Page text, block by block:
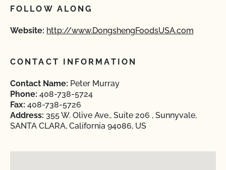
FOLLOW ALONG
Website: http://www.DongshengFoodsUSA.com
CONTACT INFORMATION
Contact Name: Peter Murray
Phone: 408-738-5724
Fax: 408-738-5726
Address: 355 W. Olive Ave., Suite 206 , Sunnyvale,
SANTA CLARA, California 94086, US